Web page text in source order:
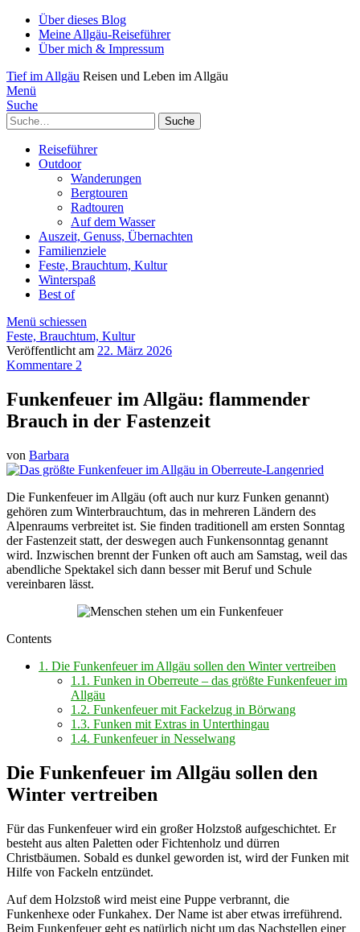
Über dieses Blog
Meine Allgäu-Reiseführer
Über mich & Impressum
Tief im Allgäu Reisen und Leben im Allgäu
Menü
Suche
Suche
Reiseführer
Outdoor
Wanderungen
Bergtouren
Radtouren
Auf dem Wasser
Auszeit, Genuss, Übernachten
Familienziele
Feste, Brauchtum, Kultur
Winterspaß
Best of
Menü schiessen
Feste, Brauchtum, Kultur
Veröffentlicht am 22. März 2026
Kommentare 2
Funkenfeuer im Allgäu: flammender
Brauch in der Fastenzeit
von Barbara
Die Funkenfeuer im Allgäu (oft auch nur kurz Funken genannt)
gehören zum Winterbrauchtum, das in mehreren Ländern des
Alpenraums verbreitet ist. Sie finden traditionell am ersten Sonntag
der Fastenzeit statt, der deswegen auch Funkensonntag genannt
wird. Inzwischen brennt der Funken oft auch am Samstag, weil das
abendliche Spektakel sich dann besser mit Beruf und Schule
vereinbaren lässt.
Contents
1. Die Funkenfeuer im Allgäu sollen den Winter vertreiben
1.1. Funken in Oberreute – das größte Funkenfeuer im
Allgäu
1.2. Funkenfeuer mit Fackelzug in Börwang
1.3. Funken mit Extras in Unterthingau
1.4. Funkenfeuer in Nesselwang
Die Funkenfeuer im Allgäu sollen den
Winter vertreiben
Für das Funkenfeuer wird ein großer Holzstoß aufgeschichtet. Er
besteht aus alten Paletten oder Fichtenholz und dürren
Christbäumen. Sobald es dunkel geworden ist, wird der Funken mit
Hilfe von Fackeln entzündet.
Auf dem Holzstoß wird meist eine Puppe verbrannt, die
Funkenhexe oder Funkahex. Der Name ist aber etwas irreführend.
Beim Funkenfeuer geht es natürlich nicht um das Nachstellen einer